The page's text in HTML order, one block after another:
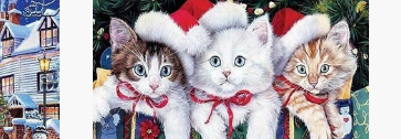
de
Cruz
Diamante
-
Tres
gatitos